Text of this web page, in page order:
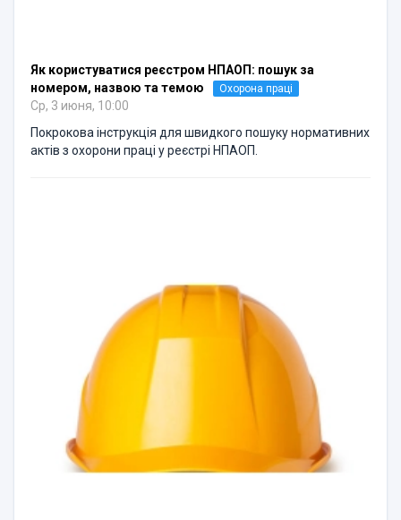
Як користуватися реєстром НПАОП: пошук за
номером, назвою та темою
Охорона праці
Ср, 3 июня, 10:00
Покрокова інструкція для швидкого пошуку нормативних
актів з охорони праці у реєстрі НПАОП.